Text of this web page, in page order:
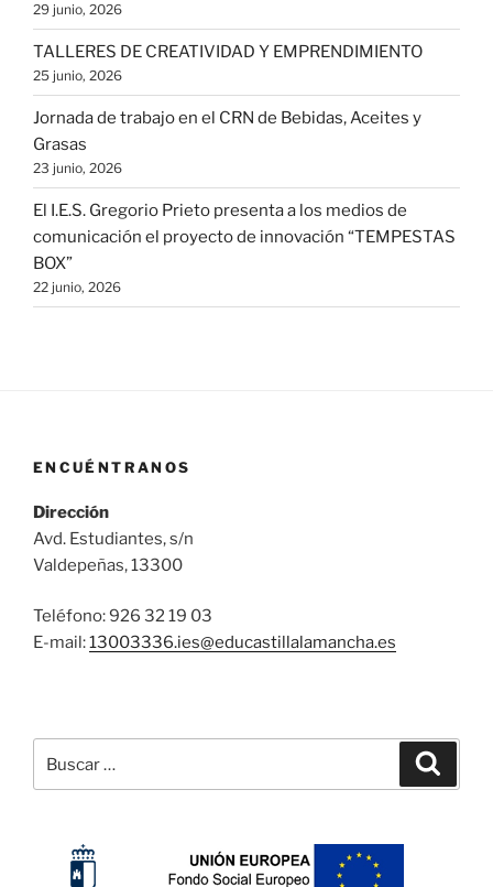
29 junio, 2026
TALLERES DE CREATIVIDAD Y EMPRENDIMIENTO
25 junio, 2026
Jornada de trabajo en el CRN de Bebidas, Aceites y
Grasas
23 junio, 2026
El I.E.S. Gregorio Prieto presenta a los medios de
comunicación el proyecto de innovación “TEMPESTAS
BOX”
22 junio, 2026
ENCUÉNTRANOS
Dirección
Avd. Estudiantes, s/n
Valdepeñas, 13300
Teléfono: 926 32 19 03
E-mail:13003336.ies@educastillalamancha.es
por: